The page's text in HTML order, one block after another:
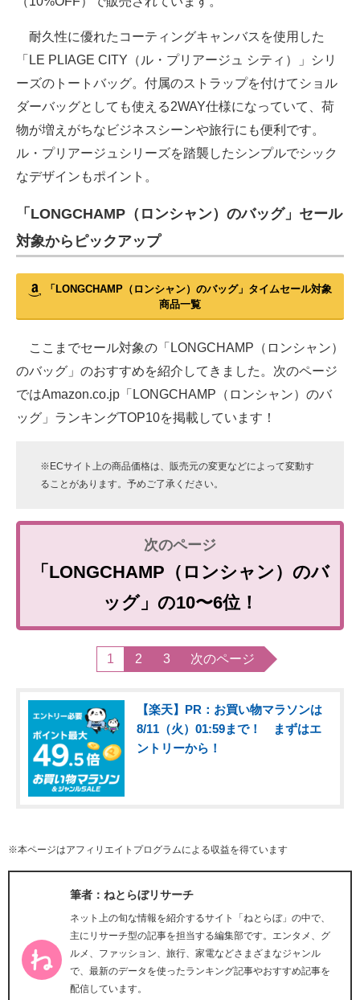
耐久性に優れたコーティングキャンバスを使用した
「LE PLIAGE CITY（ル・プリアージュ シティ）」シリ
ーズのトートバッグ。付属のストラップを付けてショル
ダーバッグとしても使える2WAY仕様になっていて、荷
物が増えがちなビジネスシーンや旅行にも便利です。
ル・プリアージュシリーズを踏襲したシンプルでシック
なデザインもポイント。
「LONGCHAMP（ロンシャン）のバッグ」セール
対象からピックアップ
「LONGCHAMP（ロンシャン）のバッグ」タイムセール対象
商品一覧
ここまでセール対象の「LONGCHAMP（ロンシャン）
のバッグ」のおすすめを紹介してきました。次のページ
ではAmazon.co.jp「LONGCHAMP（ロンシャン）のバ
ッグ」ランキングTOP10を掲載しています！
※ECサイト上の商品価格は、販売元の変更などによって変動す
ることがあります。予めご了承ください。
「LONGCHAMP（ロンシャン）のバ
ッグ」の10〜6位！
1 2 3 次のページ
【楽天】PR：お買い物マラソンは
8/11（火）01:59まで！ まずはエ
ントリーから！
※本ページはアフィリエイトプログラムによる収益を得ています
筆者：ねとらぼリサーチ
ネット上の旬な情報を紹介するサイト「ねとらぼ」の中で、
主にリサーチ型の記事を担当する編集部です。エンタメ、グ
ルメ、ファッション、旅行、家電などさまざまなジャンル
で、最新のデータを使ったランキング記事やおすすめ記事を
配信しています。